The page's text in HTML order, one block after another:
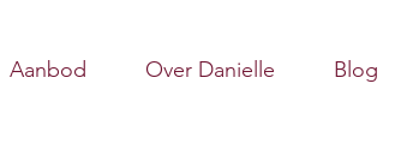
Aanbod Over Danielle Blog